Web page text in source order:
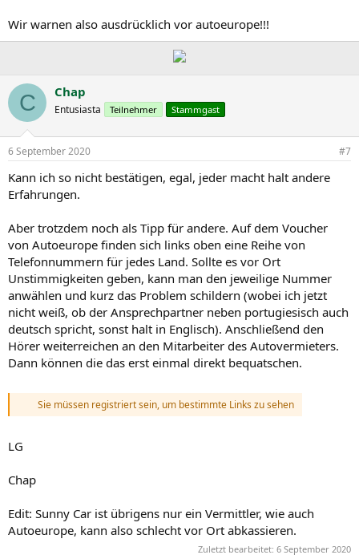
Wir warnen also ausdrücklich vor autoeurope!!!
C Chap
Entusiasta Teilnehmer Stammgast
6 September 2020 #7
Kann ich so nicht bestätigen, egal, jeder macht halt andere
Erfahrungen.
Aber trotzdem noch als Tipp für andere. Auf dem Voucher
von Autoeurope finden sich links oben eine Reihe von
Telefonnummern für jedes Land. Sollte es vor Ort
Unstimmigkeiten geben, kann man den jeweilige Nummer
anwählen und kurz das Problem schildern (wobei ich jetzt
nicht weiß, ob der Ansprechpartner neben portugiesisch auch
deutsch spricht, sonst halt in Englisch). Anschließend den
Hörer weiterreichen an den Mitarbeiter des Autovermieters.
Dann können die das erst einmal direkt bequatschen.
Sie müssen registriert sein, um bestimmte Links zu sehen
LG
Chap
Edit: Sunny Car ist übrigens nur ein Vermittler, wie auch
Autoeurope, kann also schlecht vor Ort abkassieren.
Zuletzt bearbeitet: 6 September 2020